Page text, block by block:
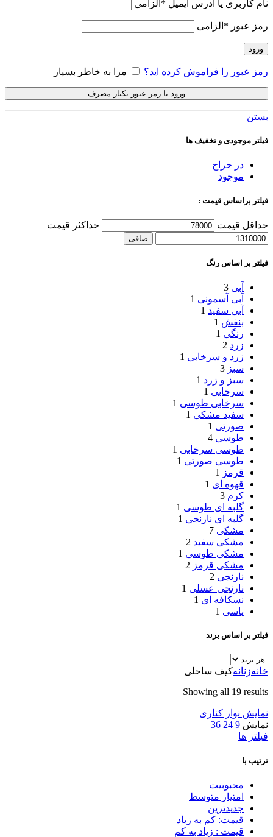
نام کاربری یا آدرس ایمیل * الزامی
رمز عبور * الزامی
ورود
رمز عبور را فراموش کرده اید؟ مرا به خاطر بسپار
ورود با رمز عبور یکبار مصرف
بستن
فیلتر موجودی و تخفیف ها
در حراج
موجود
فیلتر براساس قیمت :
حداقل قیمت حداكثر قيمت
صافی
فیلتر بر اساس رنگ
آبی 3
آبی آسمونی 1
آبی سفید 1
بنفش 1
رنگی 1
زرد 2
زرد و سرخابی 1
سبز 3
سبز و زرد 1
سرخابی 1
سرخابی طوسی 1
سفید مشکی 1
صورتی 1
طوسی 4
طوسی سرخابی 1
طوسی صورتی 1
قرمز
1
قهوه ای 1
کرم 3
گلبه ای طوسی 1
گلبه ای نارنجی 1
مشکی 7
مشکی سفید 2
مشکی طوسی 1
مشکی قرمز 2
نارنجی 2
نارنجی عسلی 1
نسکافه ای 1
یاسی 1
فیلتر بر اساس برند
خانهزنانهکیف ساحلی
Showing all 19 results
نمایش نوار کناری
نمایش 9
24
36
فیلتر ها
ترتیب با
محبوبیت
امتیاز متوسط
جدیدترین
قیمت: کم به زیاد
قیمت : زیاد به کم